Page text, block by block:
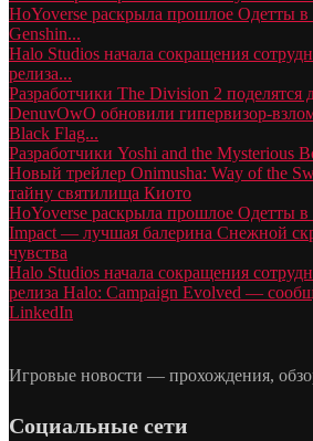
HoYoverse раскрыла прошлое Одетты в
Genshin...
Halo Studios начала сокращения
релиза...
Разработчики The Division 2 поделятся
DenuvOwO обновили гипервизор-взлом
Black Flag...
Разработчики Yoshi and the Mysterious
Новый трейлер Onimusha: Way of the
тайну святилища Киото
HoYoverse раскрыла прошлое Одетты в
Impact — лучшая балерина Снежной
чувства
Halo Studios начала сокращения
релиза Halo: Campaign Evolved —
LinkedIn
Игровые новости — прохождения,
Социальные сети